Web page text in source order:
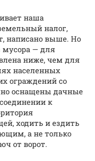
наша
налог,
написано выше. Но
мусора — для
ниже, чем для
населенных
ограждений со
оснащены дачные
к
ходить и ездить
а не только
от ворот.